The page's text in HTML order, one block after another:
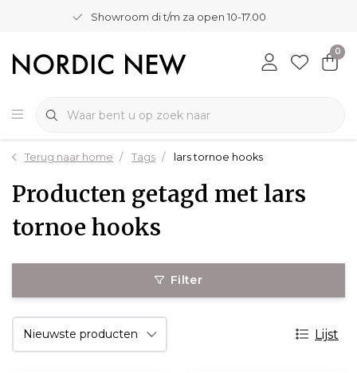
Showroom di t/m za open 10-17.00
0
Terug naar home Tags lars tornoe hooks
Producten getagd met lars
tornoe hooks
Filter
Lijst